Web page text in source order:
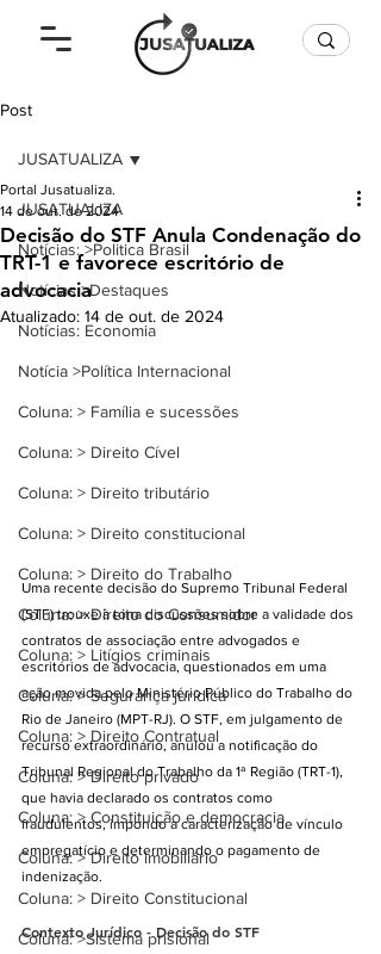
Post
JUSATUALIZA
Notícias: >Politica Brasil
Notícias >Destaques
Notícias: Economia
Notícia >Política Internacional
Coluna: > Família e sucessões
Coluna: > Direito Cível
Coluna: > Direito tributário
Coluna: > Direito constitucional
Coluna: > Direito do Trabalho
Coluna: > Direito do Consumidor
Coluna: > Litígios criminais
Coluna: > Segurança jurídica
Coluna: > Direito Contratual
Coluna: > Direito privado
Coluna: > Constituição e democracia
Coluna: > Direito imobiliário
Coluna: > Direito Constitucional
Coluna: >Sistema prisional
JUSATUALIZA
Decisão do STF Anula Condenação do
TRT-1 e favorece escritório de
advocacia
Portal Jusatualiza.
14 de out. de 2024
Atualizado: 14 de out. de 2024
Uma recente decisão do Supremo Tribunal Federal
(STF) trouxe à tona discussões sobre a validade dos
contratos de associação entre advogados e
escritórios de advocacia, questionados em uma
ação movida pelo Ministério Público do Trabalho do
Rio de Janeiro (MPT-RJ). O STF, em julgamento de
recurso extraordinário, anulou a notificação do
Tribunal Regional do Trabalho da 1ª Região (TRT-1),
que havia declarado os contratos como
fraudulentos, impondo a caracterização de vínculo
empregatício e determinando o pagamento de
indenização.
Contexto Jurídico - Decisão do STF